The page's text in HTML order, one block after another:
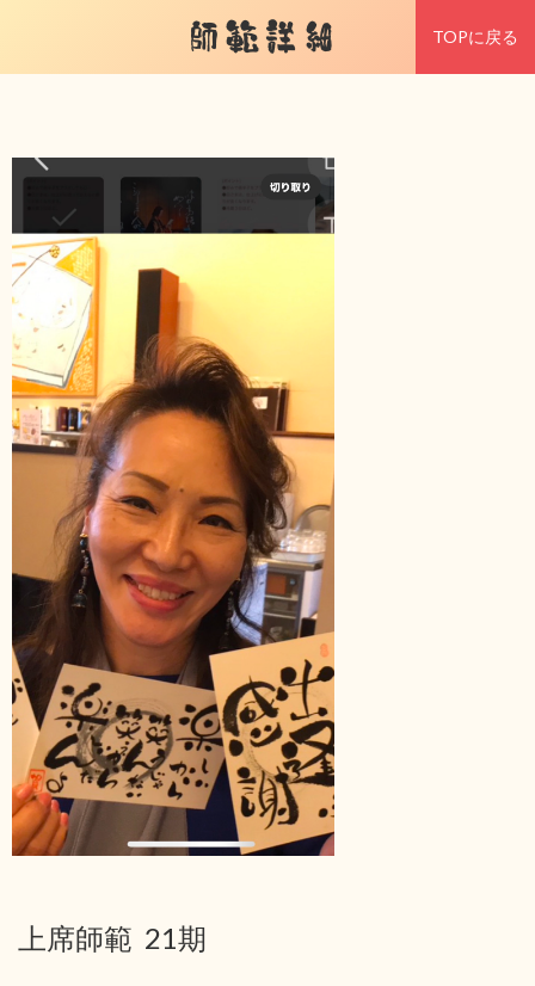
師範詳細 TOPに戻る
上席師範 21期